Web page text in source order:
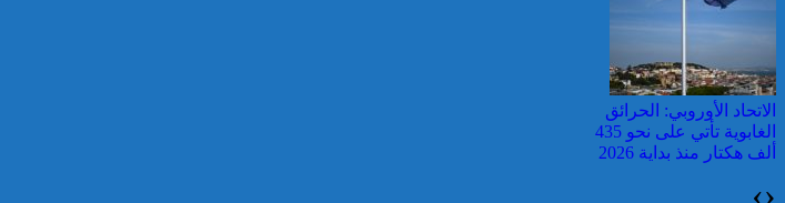
الاتحاد الأوروبي: الحرائق
الغابوية تأتي على نحو 435
ألف هكتار منذ بداية 2026
‹
›